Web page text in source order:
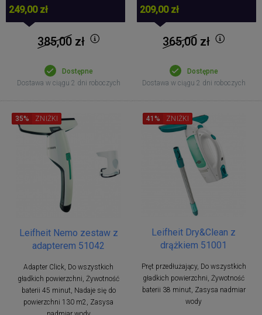
249,00 zł
385,00zł
Dostępne
Dostawa w ciągu 2 dni roboczych
209,00 zł
365,00zł
Dostępne
Dostawa w ciągu 2 dni roboczych
Leifheit Nemo zestaw z
adapterem 51042
Adapter Click, Do wszystkich
gładkich powierzchni, Żywotność
baterii 45 minut, Nadaje się do
powierzchni 130 m2, Zasysa
35% ZNIŻKI
Leifheit Dry&Clean z
drążkiem 51001
Pręt przedłużający, Do wszystkich
gładkich powierzchni, Żywotność
baterii 38 minut, Zasysa nadmiar
wody
41% ZNIŻKI